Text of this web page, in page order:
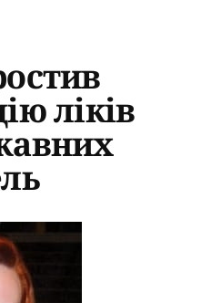
ліків